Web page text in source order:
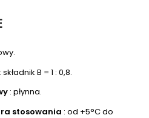
B = 1 : 0,8.
: płynna.
stosowania : od +5°C do